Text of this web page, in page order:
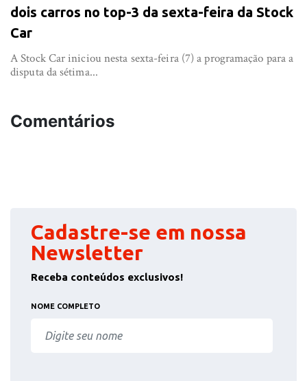
dois carros no top-3 da sexta-feira da Stock
Car
A Stock Car iniciou nesta sexta-feira (7) a programação para a
disputa da sétima...
Comentários
Cadastre-se em nossa
Newsletter
Receba conteúdos exclusivos!
NOME COMPLETO